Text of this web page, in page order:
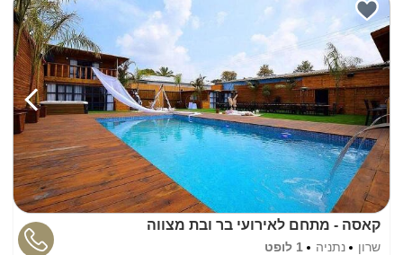
קאסה - מתחם לאירועי בר ובת מצווה
שרון נתניה 1 לופט